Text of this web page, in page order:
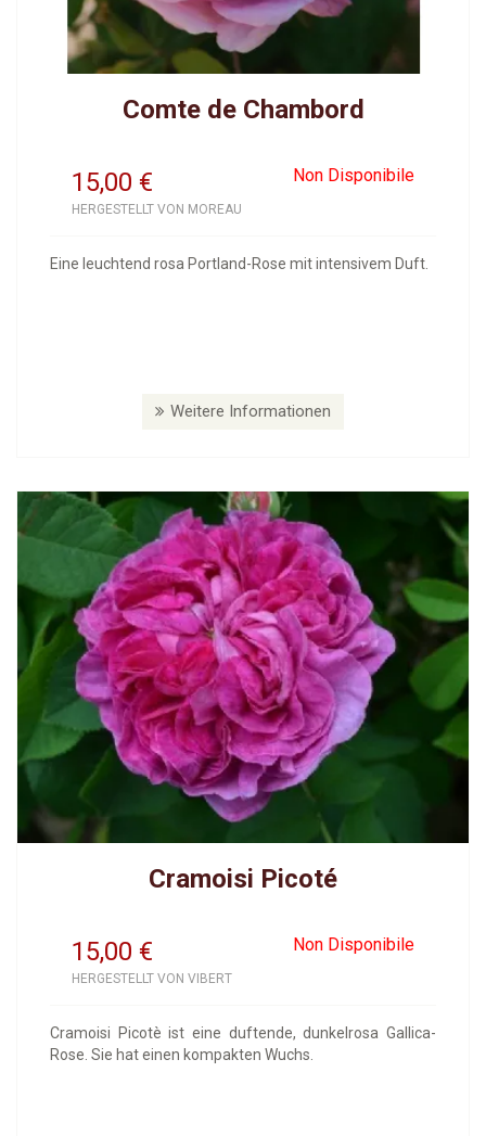
Comte de Chambord
15,00 Non Disponibile
€
HERGESTELLT VON MOREAU
Eine leuchtend rosa Portland-Rose mit intensivem Duft.
Weitere Informationen
Cramoisi Picoté
15,00 Non Disponibile
€
HERGESTELLT VON VIBERT
Cramoisi Picotè ist eine duftende, dunkelrosa Gallica-
Rose. Sie hat einen kompakten Wuchs.